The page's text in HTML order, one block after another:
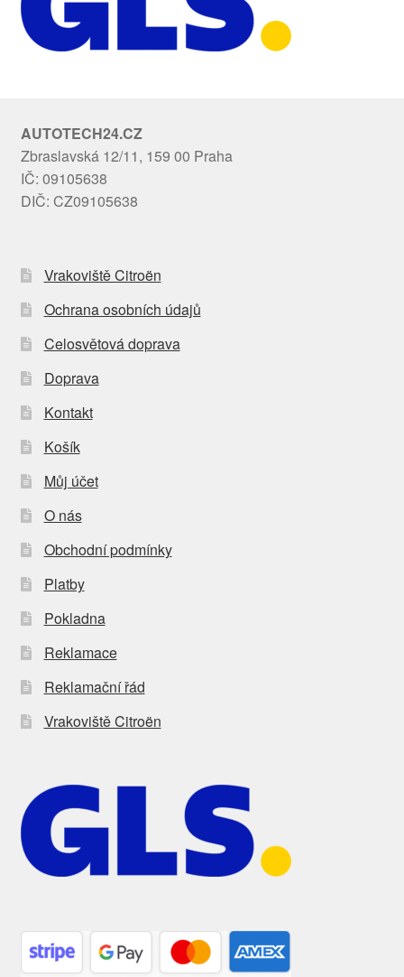
AUTOTECH24.CZ
Zbraslavská 12/11, 159 00 Praha
IČ: 09105638
DIČ: CZ09105638
Vrakoviště Citroën
Ochrana osobních údajů
Celosvětová doprava
Doprava
Kontakt
Košík
Můj účet
O nás
Obchodní podmínky
Platby
Pokladna
Reklamace
Reklamační řád
Vrakoviště Citroën